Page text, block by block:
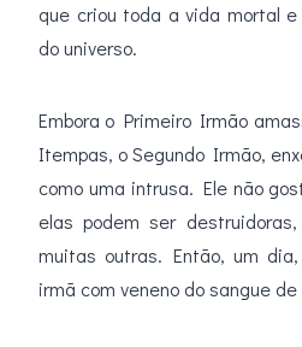
que criou toda a vida mortal
do universo.
Embora o Primeiro Irmão
Itempas, o Segundo Irmão,
como uma intrusa. Ele não
elas podem ser
muitas outras. Então, um
irmã com veneno do sangue